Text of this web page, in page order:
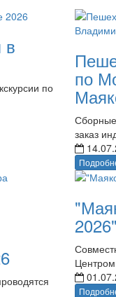
в
по
по
заказ
2026"